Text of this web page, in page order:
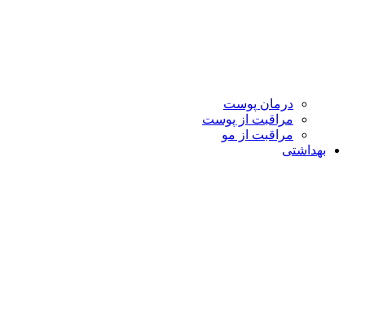
درمان پوست
مراقبت از پوست
مراقبت از مو
بهداشتی